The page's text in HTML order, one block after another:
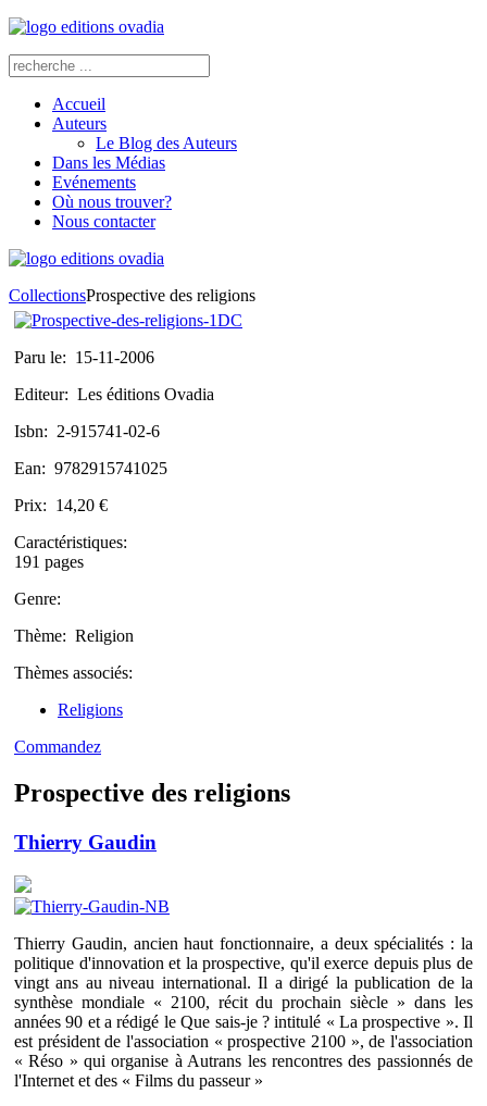
Accueil
Auteurs
Le Blog des Auteurs
Dans les Médias
Evénements
Où nous trouver?
Nous contacter
CollectionsProspective des religions
Paru le: 15-11-2006
Editeur: Les éditions Ovadia
Isbn: 2-915741-02-6
Ean: 9782915741025
Prix: 14,20 €
Caractéristiques:
191 pages
Genre:
Thème: Religion
Thèmes associés:
Religions
Commandez
Prospective des religions
Thierry Gaudin
Thierry Gaudin, ancien haut fonctionnaire, a deux spécialités : la
politique d'innovation et la prospective, qu'il exerce depuis plus de
vingt ans au niveau international. Il a dirigé la publication de la
synthèse mondiale « 2100, récit du prochain siècle » dans les
années 90 et a rédigé le Que sais-je ? intitulé « La prospective ». Il
est président de l'association « prospective 2100 », de l'association
« Réso » qui organise à Autrans les rencontres des passionnés de
l'Internet et des « Films du passeur »